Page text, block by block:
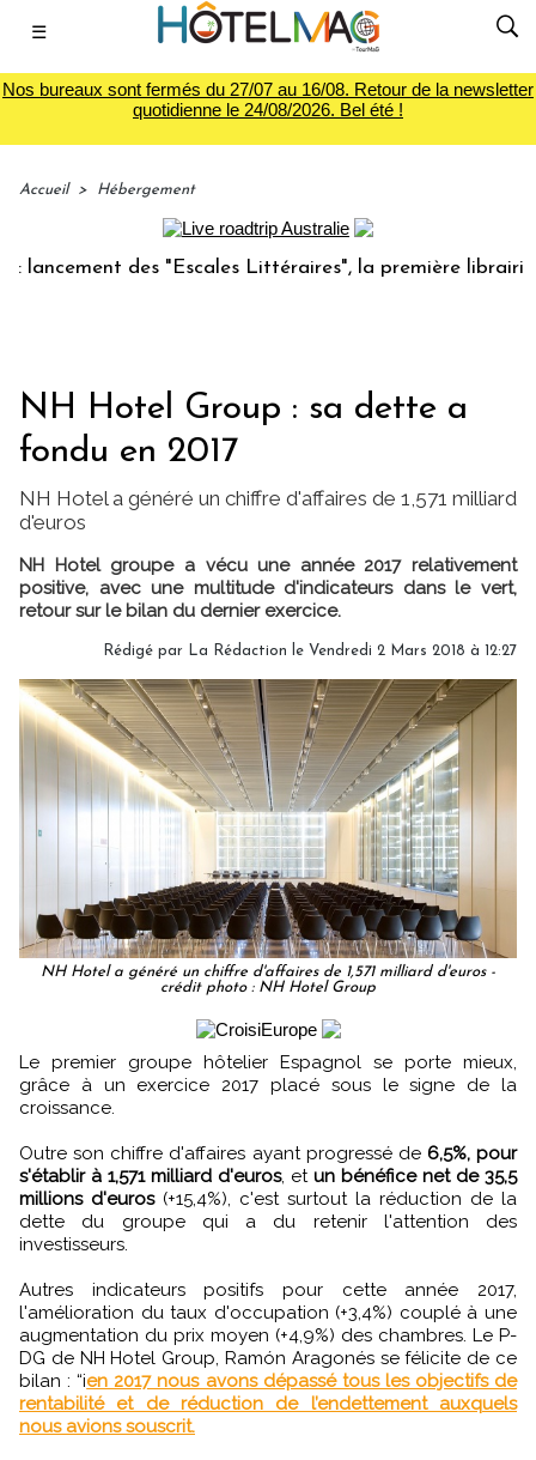
☰
Nos bureaux sont fermés du 27/07 au 16/08. Retour de la newsletter
quotidienne le 24/08/2026. Bel été !
Accueil > Hébergement
des "Escales Littéraires", la première librairie du
NH Hotel Group : sa dette a
fondu en 2017
NH Hotel a généré un chiffre d'affaires de 1,571 milliard
d'euros
NH Hotel groupe a vécu une année 2017 relativement
positive, avec une multitude d'indicateurs dans le vert,
retour sur le bilan du dernier exercice.
Rédigé par La Rédaction le Vendredi 2 Mars 2018 à 12:27
NH Hotel a généré un chiffre d'affaires de 1,571 milliard d'euros -
crédit photo : NH Hotel Group
Le premier groupe hôtelier Espagnol se porte mieux,
grâce à un exercice 2017 placé sous le signe de la
croissance.
Outre son chiffre d'affaires ayant progressé de6,5%, pour
s'établir à 1,571 milliard d'euros, et un bénéfice net de 35,5
millions d'euros (+15,4%), c'est surtout la réduction de la
dette du groupe qui a du retenir l'attention des
investisseurs.
Autres indicateurs positifs pour cette année 2017,
l'amélioration du taux d'occupation (+3,4%) couplé à une
augmentation du prix moyen (+4,9%) des chambres. Le P-
DG de NH Hotel Group, Ramón Aragonés se félicite de ce
bilan : “ien 2017 nous avons dépassé tous les objectifs de
rentabilité et de réduction de l’endettement auxquels
nous avions souscrit.